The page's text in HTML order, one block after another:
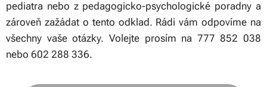
pediatra nebo z pedagogicko-psychologické poradny a
zároveň zažádat o tento odklad. Rádi vám odpovíme na
všechny vaše otázky. Volejte prosím na 777 852 038
nebo 602 288 336.